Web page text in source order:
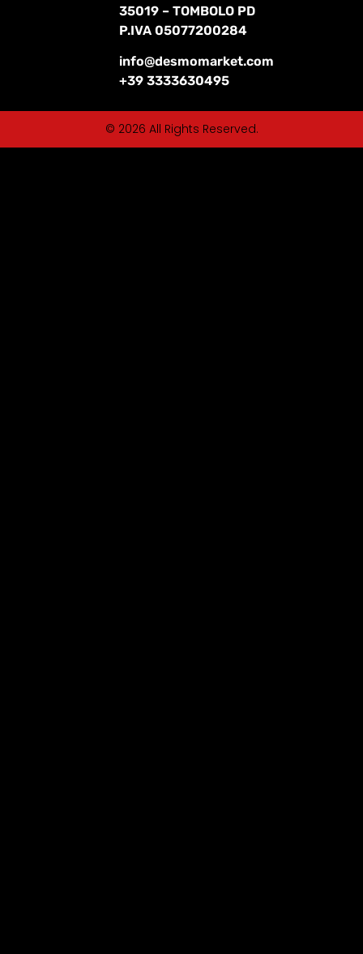
35019 – TOMBOLO PD
P.IVA 05077200284
info@desmomarket.com
+39 3333630495
© 2026 All Rights Reserved.